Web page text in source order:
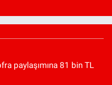
paylaşımına 81 bin TL